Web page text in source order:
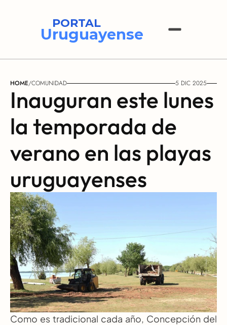
PORTAL
Uruguayense
HOME/COMUNIDAD 5 DIC 2025
Inauguran este lunes
la temporada de
verano en las playas
uruguayenses
Como es tradicional cada año, Concepción del